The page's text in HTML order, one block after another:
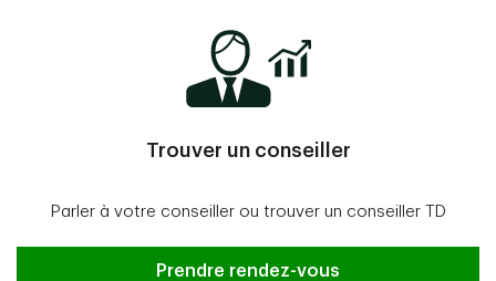
Trouver un conseiller
Parler à votre conseiller ou trouver un conseiller TD
Prendre rendez-vous